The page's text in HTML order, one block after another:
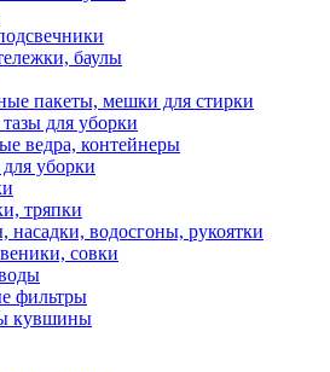
баулы
пакеты, мешки для стирки
для уборки
ведра, контейнеры
уборки
тряпки
водосгоны, рукоятки
совки
фильтры
кувшины